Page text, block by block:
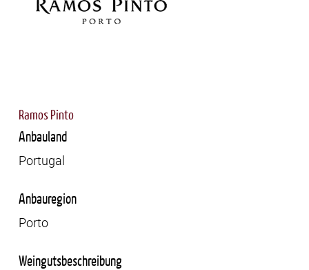
Ramos Pinto
Anbauland
Portugal
Anbauregion
Porto
Weingutsbeschreibung